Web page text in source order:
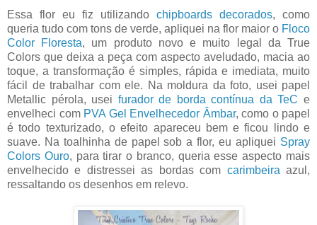
Essa flor eu fiz utilizando chipboards decorados, como
queria tudo com tons de verde, apliquei na flor maior o Floco
Color Floresta, um produto novo e muito legal da True
Colors que deixa a peça com aspecto aveludado, macia ao
toque, a transformação é simples, rápida e imediata, muito
fácil de trabalhar com ele. Na moldura da foto, usei papel
Metallic pérola, usei furador de borda contínua da TeC e
envelheci com PVA Gel Envelhecedor Âmbar, como o papel
é todo texturizado, o efeito apareceu bem e ficou lindo e
suave. Na toalhinha de papel sob a flor, eu apliquei Spray
Colors Ouro, para tirar o branco, queria esse aspecto mais
envelhecido e distressei as bordas com carimbeira azul,
ressaltando os desenhos em relevo.